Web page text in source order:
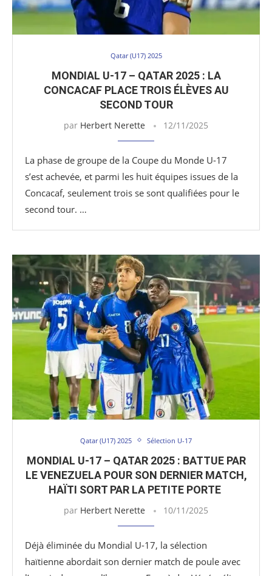
Qatar (U17) 2025
MONDIAL U-17 – QATAR 2025 : LA
CONCACAF PLACE TROIS ÉLÈVES AU
SECOND TOUR
par Herbert Nerette 12/11/2025
La phase de groupe de la Coupe du Monde U-17
s’est achevée, et parmi les huit équipes issues de la
Concacaf, seulement trois se sont qualifiées pour le
second tour. …
Qatar (U17) 2025 Sélection U-17
MONDIAL U-17 – QATAR 2025 : BATTUE PAR
LE VENEZUELA POUR SON DERNIER MATCH,
HAÏTI SORT PAR LA PETITE PORTE
par Herbert Nerette 10/11/2025
Déjà éliminée du Mondial U-17, la sélection
haïtienne abordait son dernier match de poule avec